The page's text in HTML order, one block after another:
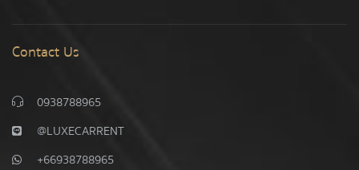
Contact Us
0938788965
@LUXECARRENT
+66938788965